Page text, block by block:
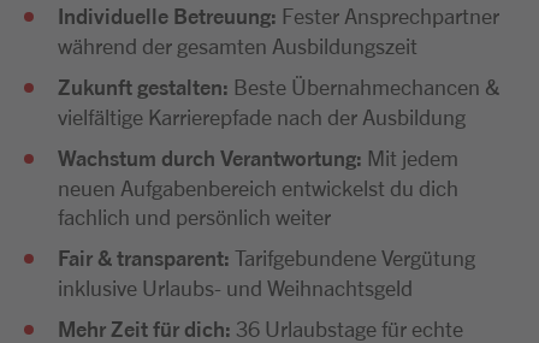
Individuelle Betreuung: Fester Ansprechpartner
während der gesamten Ausbildungszeit
Zukunft gestalten: Beste Übernahmechancen &
vielfältige Karrierepfade nach der Ausbildung
Wachstum durch Verantwortung: Mit jedem
neuen Aufgabenbereich entwickelst du dich
fachlich und persönlich weiter
Fair & transparent: Tarifgebundene Vergütung
inklusive Urlaubs- und Weihnachtsgeld
Mehr Zeit für dich: 36 Urlaubstage für echte